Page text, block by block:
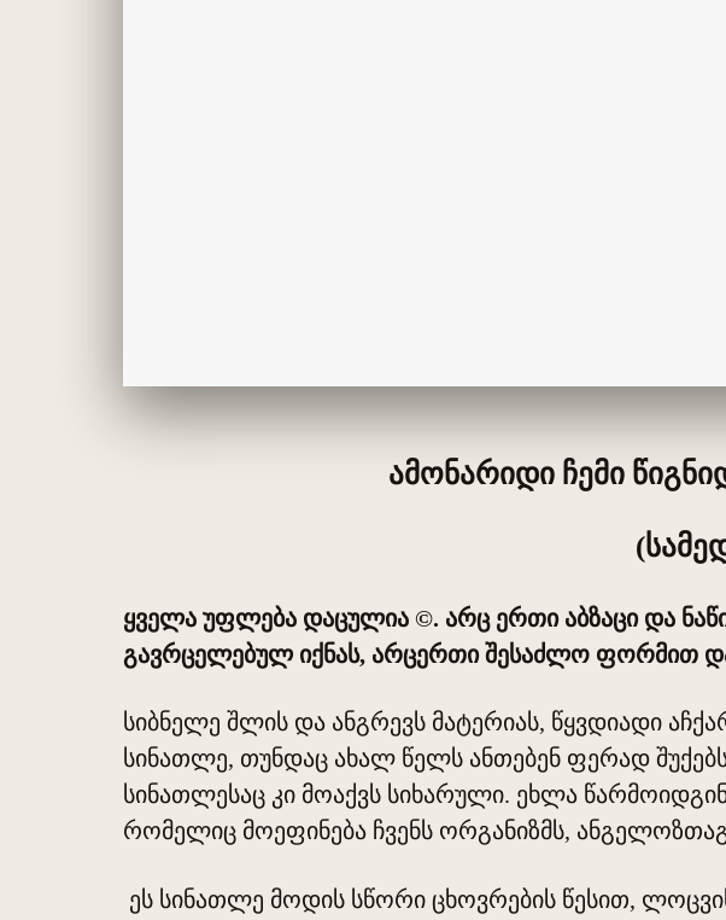
ამონარიდი ჩემი
ყველა უფლება დაცულია ©. არც ერთი აბზაცი და
გავრცელებულ იქნას, არცერთი შესაძლო ფორმით
სიბნელე შლის და ანგრევს მატერიას, წყვდიადი
სინათლე, თუნდაც ახალ წელს ანთებენ ფერად
სინათლესაც კი მოაქვს სიხარული. ეხლა
რომელიც მოეფინება ჩვენს ორგანიზმს,
ეს სინათლე მოდის სწორი ცხოვრების წესით,